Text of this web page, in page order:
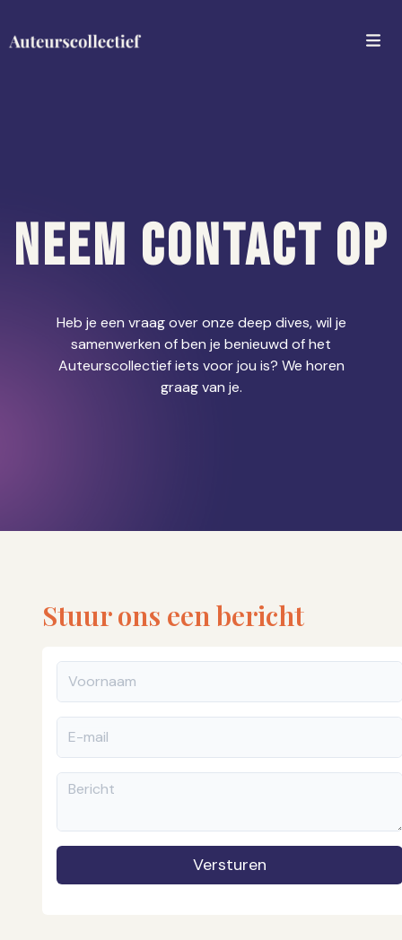
Neem contact op
Heb je een vraag over onze deep dives, wil je
samenwerken of ben je benieuwd of het
Auteurscollectief iets voor jou is? We horen
graag van je.
Stuur ons een bericht
Voornaam
E-mail
Bericht
Versturen